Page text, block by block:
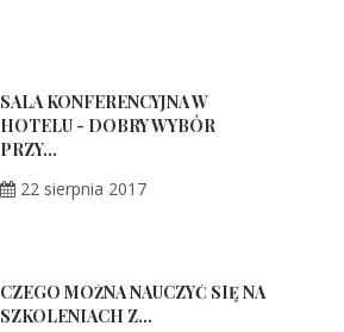
SALA KONFERENCYJNA W
HOTELU - DOBRY WYBÓR
PRZY...
22 sierpnia 2017
CZEGO MOŻNA NAUCZYĆ SIĘ NA
SZKOLENIACH Z...